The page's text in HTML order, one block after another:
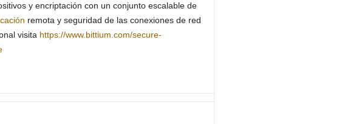
y encriptación con un conjunto escalable de
remota y seguridad de las conexiones de red
visita https://www.bittium.com/secure-